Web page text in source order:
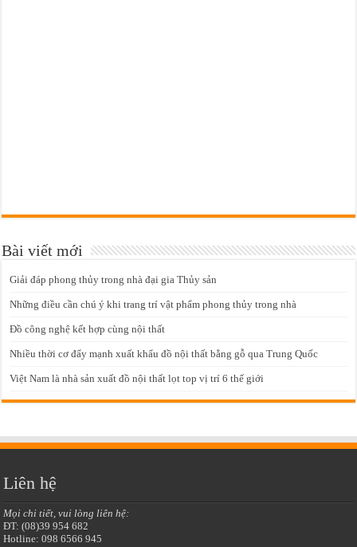
Bài viết mới
Giải đáp phong thủy trong nhà đại gia Thủy sản
Những điều cần chú ý khi trang trí vật phẩm phong thủy trong nhà
Đồ công nghệ kết hợp cùng nội thất
Nhiều thời cơ đẩy mạnh xuất khẩu đồ nội thất bằng gỗ qua Trung Quốc
Việt Nam là nhà sản xuất đồ nội thất lọt top vị trí 6 thế giới
Liên hệ
Mọi chi tiết, vui lòng liên hệ:
ĐT: (08)39 954 682
Hotline: 098 6566 945